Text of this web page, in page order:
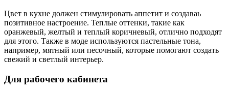
Цвет в кухне должен стимулировать аппетит и создаваь
позитивное настроение. Теплые оттенки, такие как
оранжевый, желтый и теплый коричневый, отлично подходят
для этого. Также в моде используются пастельные тона,
например, мятный или песочный, которые помогают создать
свежий и светлый интерьер.
Для рабочего кабинета